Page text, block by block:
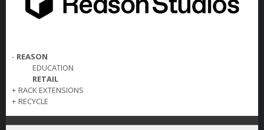
NYHETER
OSS
KONTAKT
- REASON
EDUCATION
RETAIL
+ RACK EXTENSIONS
+ RECYCLE